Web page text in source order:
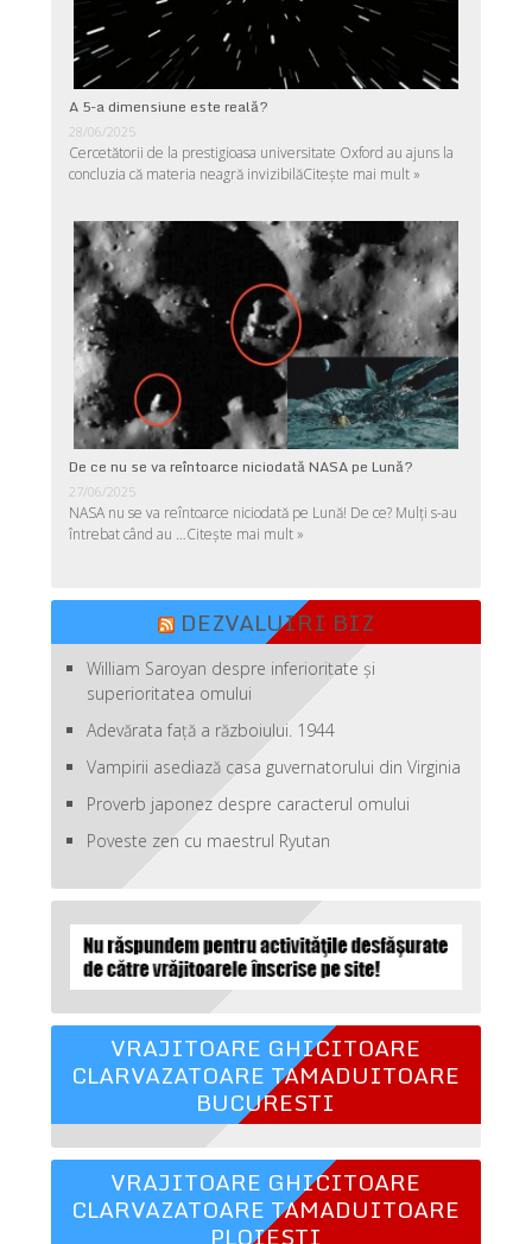
A 5-a dimensiune este reală?
28/06/2025
Cercetătorii de la prestigioasa universitate Oxford au ajuns la
concluzia că materia neagră invizibilăCitește mai mult »
De ce nu se va reîntoarce niciodată NASA pe Lună?
27/06/2025
NASA nu se va reîntoarce niciodată pe Lună! De ce? Mulţi s-au
întrebat când au …Citește mai mult »
DEZVALUIRI BIZ
William Saroyan despre inferioritate şi
superioritatea omului
Adevărata față a războiului. 1944
Vampirii asediază casa guvernatorului din Virginia
Proverb japonez despre caracterul omului
Poveste zen cu maestrul Ryutan
VRAJITOARE GHICITOARE
CLARVAZATOARE TAMADUITOARE
BUCURESTI
VRAJITOARE GHICITOARE
CLARVAZATOARE TAMADUITOARE
PLOIESTI